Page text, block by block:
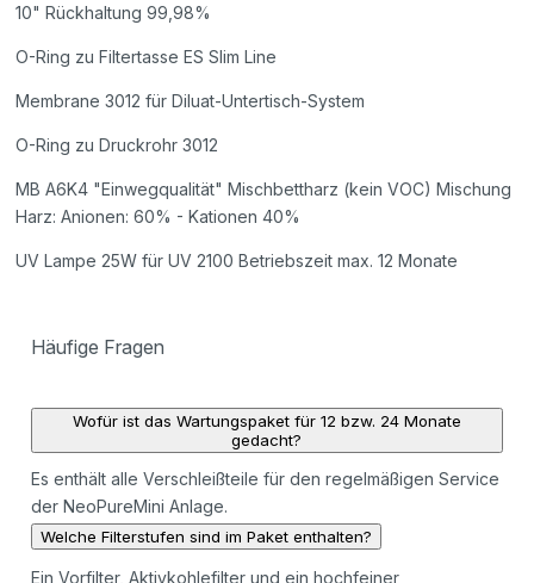
10" Rückhaltung 99,98%
O-Ring zu Filtertasse ES Slim Line
Membrane 3012 für Diluat-Untertisch-System
O-Ring zu Druckrohr 3012
MB A6K4 "Einwegqualität" Mischbettharz (kein VOC) Mischung
Harz: Anionen: 60% - Kationen 40%
UV Lampe 25W für UV 2100 Betriebszeit max. 12 Monate
Häufige Fragen
Wofür ist das Wartungspaket für 12 bzw. 24 Monate
gedacht?
Es enthält alle Verschleißteile für den regelmäßigen Service
der NeoPureMini Anlage.
Welche Filterstufen sind im Paket enthalten?
Ein Vorfilter, Aktivkohlefilter und ein hochfeiner